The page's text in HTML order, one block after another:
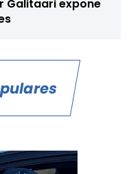
Galitaari expone